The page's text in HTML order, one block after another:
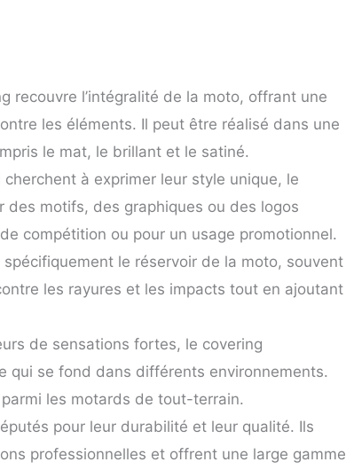
recouvre l’intégralité de la moto, offrant une
les éléments. Il peut être réalisé dans une
le mat, le brillant et le satiné.
cherchent à exprimer leur style unique, le
des motifs, des graphiques ou des logos
compétition ou pour un usage promotionnel.
le réservoir de la moto, souvent
les rayures et les impacts tout en ajoutant
de sensations fortes, le covering
qui se fond dans différents environnements.
les motards de tout-terrain.
pour leur durabilité et leur qualité. Ils
professionnelles et offrent une large gamme